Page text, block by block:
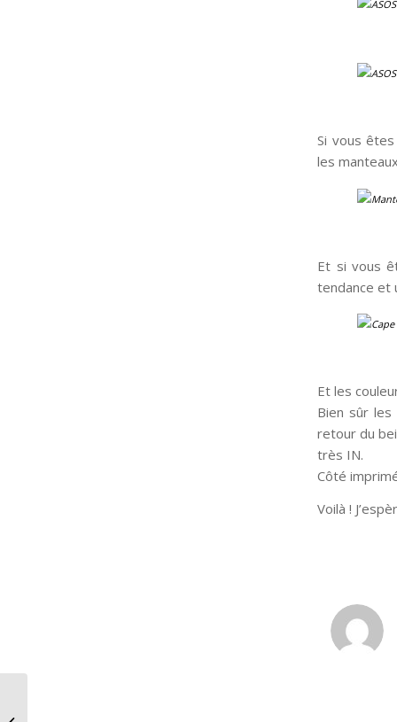
Si vous
les
Et si vous
tendance et
Et les
Bien sûr
retour du
très IN.
Côté
Voilà !
: